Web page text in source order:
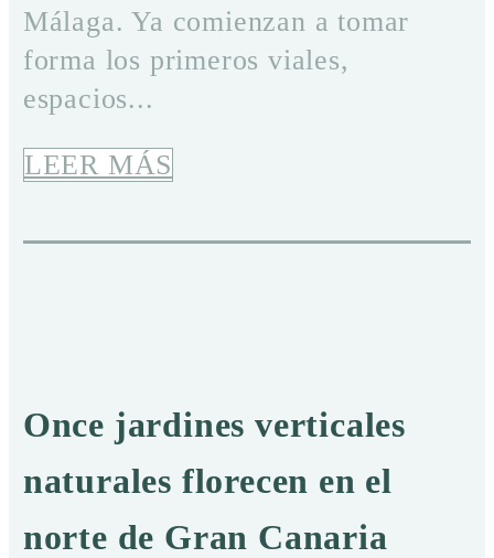
Málaga. Ya comienzan a tomar
forma los primeros viales,
espacios...
LEER MÁS
Once jardines verticales
naturales florecen en el
norte de Gran Canaria